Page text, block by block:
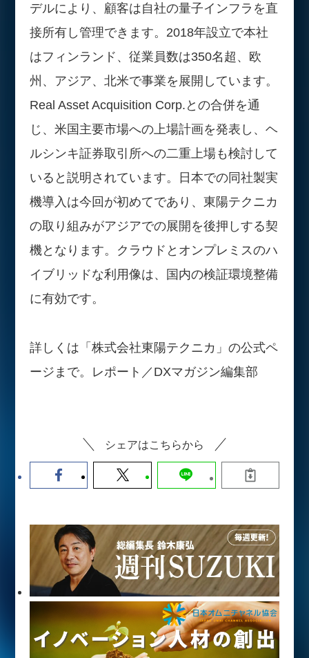
デルにより、顧客は自社の量子インフラを直
接所有し管理できます。2018年設立で本社
はフィンランド、従業員数は350名超、欧
州、アジア、北米で事業を展開しています。
Real Asset Acquisition Corp.との合併を通
じ、米国主要市場への上場計画を発表し、ヘ
ルシンキ証券取引所への二重上場も検討して
いると説明されています。日本での同社製実
機導入は今回が初めてであり、東陽テクニカ
の取り組みがアジアでの展開を後押しする契
機となります。クラウドとオンプレミスのハ
イブリッドな利用像は、国内の検証環境整備
に有効です。
詳しくは「株式会社東陽テクニカ」の公式ペ
ージまで。レポート／DXマガジン編集部
シェアはこちらから